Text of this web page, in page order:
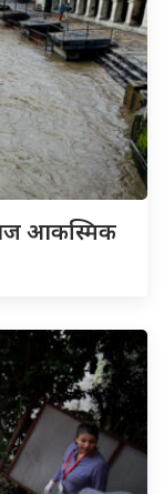
आकस्मिक